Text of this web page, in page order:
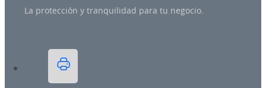
La protección y tranquilidad para tu negocio.